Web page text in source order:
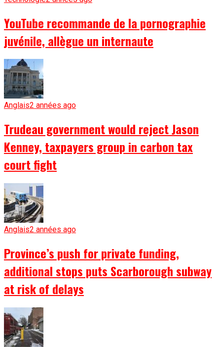
YouTube recommande de la pornographie
juvénile, allègue un internaute
Anglais2 années ago
Trudeau government would reject Jason
Kenney, taxpayers group in carbon tax
court fight
Anglais2 années ago
Province’s push for private funding,
additional stops puts Scarborough subway
at risk of delays